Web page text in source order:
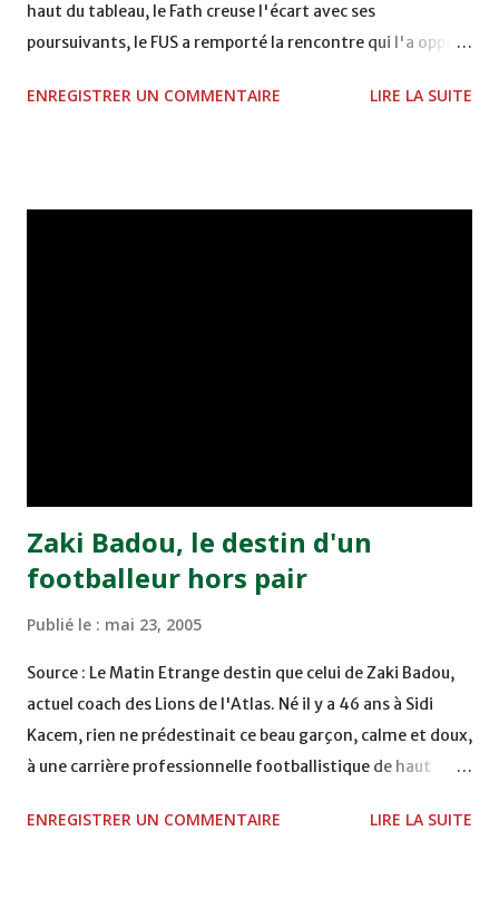
haut du tableau, le Fath creuse l'écart avec ses
poursuivants, le FUS a remporté la rencontre qui l'a opposé
2, Badr Kachani a ouvert la marque à la 38e pour les
ENREGISTRER UN COMMENTAIRE LIRE LA SUITE
Zaki Badou, le destin d'un
footballeur hors pair
Publié le : mai 23, 2005
Source : Le Matin Etrange destin que celui de Zaki Badou,
actuel coach des Lions de l'Atlas. Né il y a 46 ans à Sidi
Kacem, rien ne prédestinait ce beau garçon, calme et doux,
à une carrière professionnelle footballistique de haut
également féru des armes, le jeune Zaki aura sa première
ENREGISTRER UN COMMENTAIRE LIRE LA SUITE